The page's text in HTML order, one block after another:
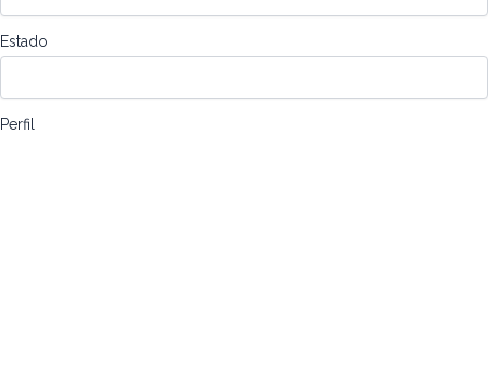
Estado
Perfil